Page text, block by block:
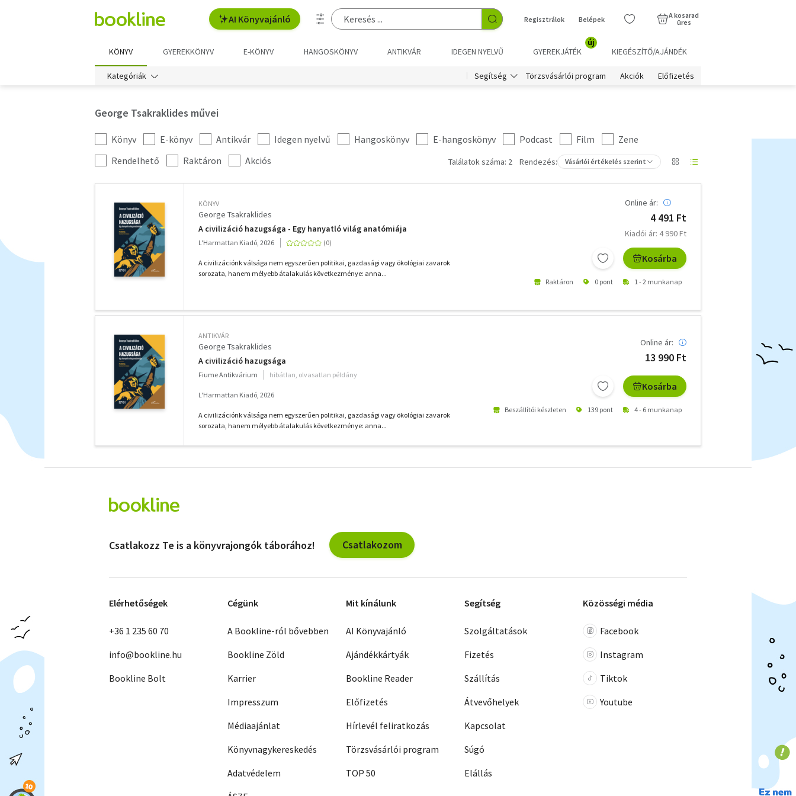
AI Könyvajánló Regisztrálok Belépek
A kosarad
üres
KÖNYV GYEREKKÖNYV E-KÖNYV HANGOSKÖNYV ANTIKVÁR IDEGEN NYELVŰ GYEREKJÁTÉK
új
KIEGÉSZÍTŐ/AJÁNDÉK
Kategóriák Segítség Törzsvásárlói program Akciók Előfizetés
George Tsakraklides művei
Kategória
szűrés
Könyv E-könyv Antikvár Idegen nyelvű Hangoskönyv E-hangoskönyv Podcast Film
Zene
További
szűrők
Rendelhető Raktáron Akciós Találatok száma: 2 Rendezés: Vásárlói értékelés szerint
KÖNYV
George Tsakraklides
A civilizáció hazugsága - Egy hanyatló világ anatómiája
L'Harmattan Kiadó, 2026
A civilizációnk válsága nem egyszerűen politikai, gazdasági vagy ökológiai zavarok
sorozata, hanem mélyebb átalakulás következménye: anna...
Online ár:
4 491 Ft
Kiadói ár: 4 990 Ft
Kosárba
Raktáron 0 pont 1 - 2 munkanap
ANTIKVÁR
George Tsakraklides
A civilizáció hazugsága
Fiume Antikvárium hibátlan, olvasatlan példány
L'Harmattan Kiadó, 2026
A civilizációnk válsága nem egyszerűen politikai, gazdasági vagy ökológiai zavarok
sorozata, hanem mélyebb átalakulás következménye: anna...
Online ár:
13 990 Ft
Kosárba
Beszállítói készleten 139 pont 4 - 6 munkanap
szűrők
Csatlakozz Te is a könyvrajongók táborához! Csatlakozom
Elérhetőségek
+36 1 235 60 70
info@bookline.hu
Bookline Bolt
Cégünk
A Bookline-ról bővebben
Bookline Zöld
Karrier
Impresszum
Médiaajánlat
Könyvnagykereskedés
Adatvédelem
Mit kínálunk
AI Könyvajánló
Ajándékkártyák
Bookline Reader
Előfizetés
Hírlevél feliratkozás
Törzsvásárlói program
TOP 50
Segítség
Szolgáltatások
Fizetés
Szállítás
Átvevőhelyek
Kapcsolat
Súgó
Elállás
Közösségi média
Facebook
Instagram
Tiktok
Youtube